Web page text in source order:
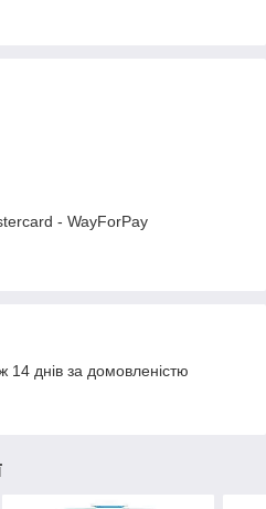
- WayForPay
днів за домовленістю